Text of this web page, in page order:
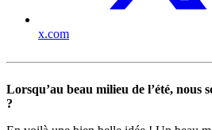
x.com
Lorsqu’au beau milieu de l’été,
?